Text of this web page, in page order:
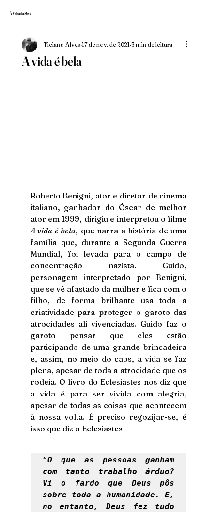
À Volta da Mesa
A vida é bela
Ticiano Alves 17 de nov. de 2021 3 min de leitura
Roberto Benigni, ator e diretor de cinema
italiano, ganhador do Óscar de melhor
A vida é bela, que narra a história de uma
família que, durante a Segunda Guerra
Mundial, foi levada para o campo de
concentração nazista. Guido,
personagem interpretado por Benigni,
que se vê afastado da mulher e fica com o
filho, de forma brilhante usa toda a
criatividade para proteger o garoto das
atrocidades ali vivenciadas. Guido faz o
garoto pensar que eles estão
participando de uma grande brincadeira
e, assim, no meio do caos, a vida se faz
plena, apesar de toda a atrocidade que os
rodeia. O livro do Eclesiastes nos diz que
a vida é para ser vivida com alegria,
apesar de todas as coisas que acontecem
à nossa volta. É preciso regozijar-se, é
isso que diz o Eclesiastes
“O que as pessoas ganham
com tanto trabalho árduo?
Vi o fardo que Deus pôs
sobre toda a humanidade. E,
no entanto, Deus fez tudo